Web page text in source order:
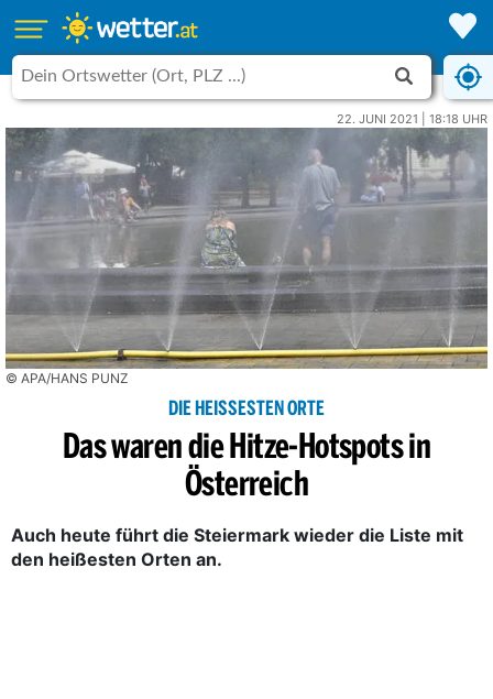
22. JUNI 2021 | 18:18 UHR
© APA/HANS PUNZ
DIE HEISSESTEN ORTE
Das waren die Hitze-Hotspots in
Österreich
Auch heute führt die Steiermark wieder die Liste mit
den heißesten Orten an.